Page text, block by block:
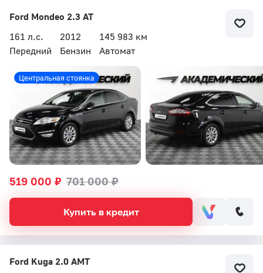
Ford Mondeo 2.3 AT
161 л.с.
2012
145 983 км
Передний
Бензин Автомат
519 000 ₽ 701 000 ₽
Центральная стоянка
Купить в кредит
Ford Kuga 2.0 AMT